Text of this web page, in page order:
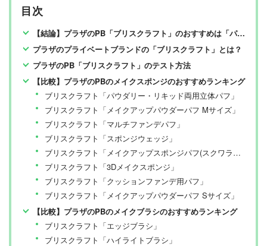
目次
【結論】プラザのPB「ブリスクラフト」のおすすめは「パウダリー・リキッド両用立体パフ 」と「エッジブラシ」【LDKが検証】
プラザのプライベートブランドの「ブリスクラフト」とは？
プラザのPB「ブリスクラフト」のテスト方法
【比較】プラザのPBのメイクスポンジのおすすめランキング
ブリスクラフト「パウダリー・リキッド両用立体パフ」
ブリスクラフト「メイクアップパウダーパフ Mサイズ」
ブリスクラフト「マルチファンデパフ」
ブリスクラフト「スポンジウェッジ」
ブリスクラフト「メイクアップスポンジパフ(スクワラン配合)」
ブリスクラフト「3Dメイクスポンジ」
ブリスクラフト「クッションファンデ用パフ」
ブリスクラフト「メイクアップパウダーパフ Sサイズ」
【比較】プラザのPBのメイクブラシのおすすめランキング
ブリスクラフト「エッジブラシ」
ブリスクラフト「ハイライトブラシ」